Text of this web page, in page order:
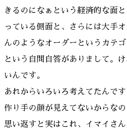
きるのになぁという経済的な面
っている側面と、さらには大手
んのようなオーダーというカテ
という自問自答がありまして。
いんです。
あれからいろいろ考えてたんで
作り手の顔が見えてないからなの
思い返すと実はこれ、イマイさ